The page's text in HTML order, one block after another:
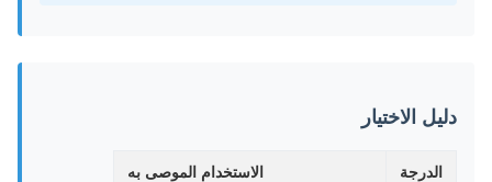
دليل الاختيار
الدرجة الاستخدام الموصى به